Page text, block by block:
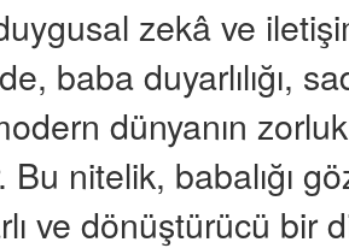
zekâ ve
baba duyarlılığı,
dünyanın
Bu nitelik, babalığı
ve dönüştürücü bir